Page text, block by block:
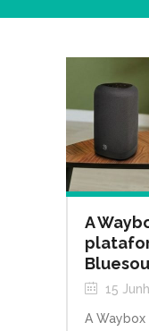
A
15
A